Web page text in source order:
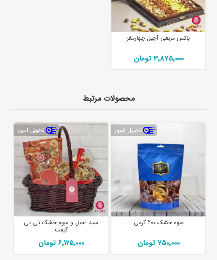
باکس مربعی آجیل چهارمغز
3٬875٬000 تومان
محصولات مرتبط
تحویل امروز
میوه خشک 200 گرمی
750٬000 تومان
تحویل امروز
سبد آجیل و میوه خشک تی تی
گیفت
6٬125٬000 تومان